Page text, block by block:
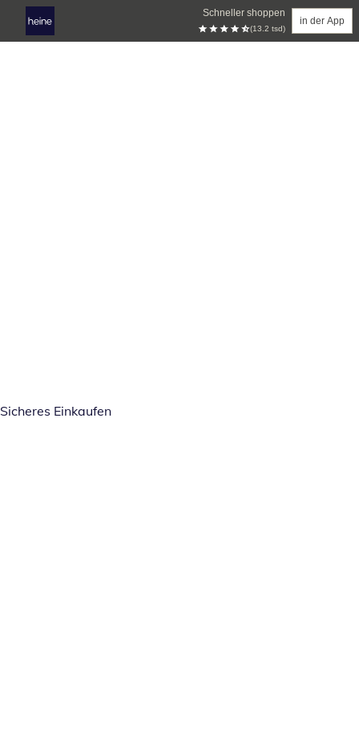
Schneller shoppen
(13.2 tsd)
in der App
Sicheres Einkaufen